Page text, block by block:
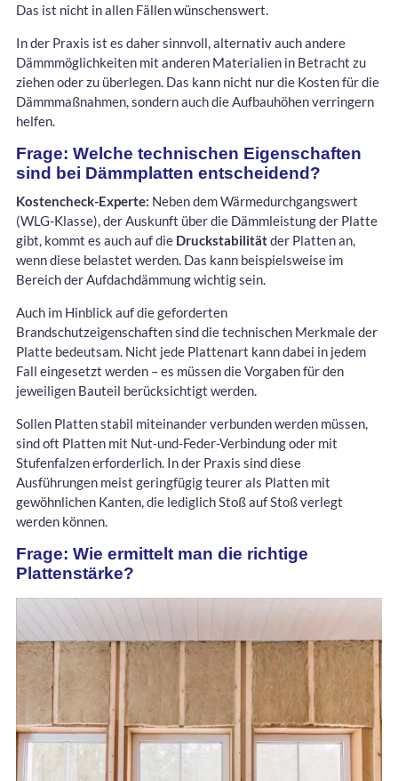
Das ist nicht in allen Fällen wünschenswert.
In der Praxis ist es daher sinnvoll, alternativ auch andere
Dämmmöglichkeiten mit anderen Materialien in Betracht zu
ziehen oder zu überlegen. Das kann nicht nur die Kosten für die
Dämmmaßnahmen, sondern auch die Aufbauhöhen verringern
helfen.
Frage: Welche technischen Eigenschaften
sind bei Dämmplatten entscheidend?
Kostencheck-Experte: Neben dem Wärmedurchgangswert
(WLG-Klasse), der Auskunft über die Dämmleistung der Platte
gibt, kommt es auch auf die Druckstabilitätder Platten an,
wenn diese belastet werden. Das kann beispielsweise im
Bereich der Aufdachdämmung wichtig sein.
Auch im Hinblick auf die geforderten
Brandschutzeigenschaften sind die technischen Merkmale der
Platte bedeutsam. Nicht jede Plattenart kann dabei in jedem
Fall eingesetzt werden – es müssen die Vorgaben für den
jeweiligen Bauteil berücksichtigt werden.
Sollen Platten stabil miteinander verbunden werden müssen,
sind oft Platten mit Nut-und-Feder-Verbindung oder mit
Stufenfalzen erforderlich. In der Praxis sind diese
Ausführungen meist geringfügig teurer als Platten mit
gewöhnlichen Kanten, die lediglich Stoß auf Stoß verlegt
werden können.
Frage: Wie ermittelt man die richtige
Plattenstärke?